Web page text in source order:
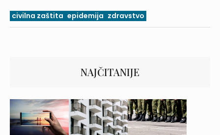
civilna zaštita epidemija zdravstvo
NAJČITANIJE